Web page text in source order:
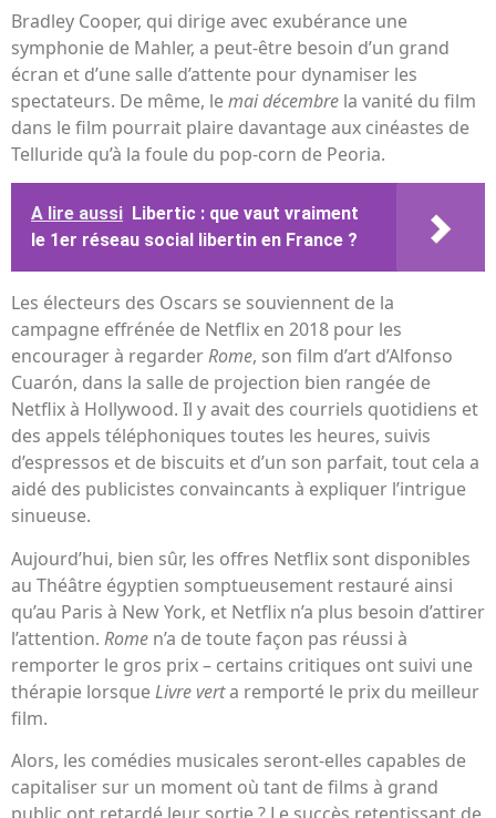
Bradley Cooper, qui dirige avec exubérance une
symphonie de Mahler, a peut-être besoin d’un grand
écran et d’une salle d’attente pour dynamiser les
spectateurs. De même, lemai décembre la vanité du film
dans le film pourrait plaire davantage aux cinéastes de
Telluride qu’à la foule du pop-corn de Peoria.
A lire aussi Libertic : que vaut vraiment
le 1er réseau social libertin en France ?
Les électeurs des Oscars se souviennent de la
campagne effrénée de Netflix en 2018 pour les
encourager à regarderRome, son film d’art d’Alfonso
Cuarón, dans la salle de projection bien rangée de
Netflix à Hollywood. Il y avait des courriels quotidiens et
des appels téléphoniques toutes les heures, suivis
d’espressos et de biscuits et d’un son parfait, tout cela a
aidé des publicistes convaincants à expliquer l’intrigue
sinueuse.
Aujourd’hui, bien sûr, les offres Netflix sont disponibles
au Théâtre égyptien somptueusement restauré ainsi
qu’au Paris à New York, et Netflix n’a plus besoin d’attirer
l’attention. Rome n’a de toute façon pas réussi à
remporter le gros prix – certains critiques ont suivi une
thérapie lorsqueLivre verta remporté le prix du meilleur
film.
Alors, les comédies musicales seront-elles capables de
capitaliser sur un moment où tant de films à grand